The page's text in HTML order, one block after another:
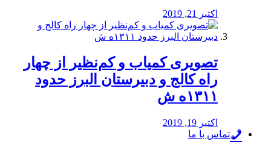
اکتبر 21, 2019
️تصویری کمیاب و کم‌نظیر از چهار
راه كالج و دبيرستان البرز حدود
۱۳۱۱ه ش
اکتبر 19, 2019
تماس با ما